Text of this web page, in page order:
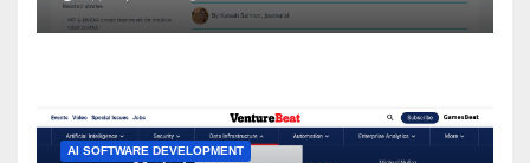
AI SOFTWARE DEVELOPMENT